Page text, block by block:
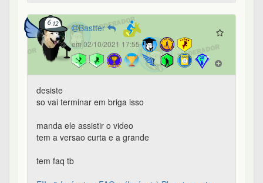
Bastter
em 02/10/2021 17:55
desiste
so vai terminar em briga isso
manda ele assistir o video
tem a versao curta e a grande
tem faq tb